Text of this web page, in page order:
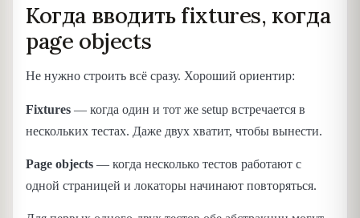
Когда вводить fixtures, когда
page objects
Не нужно строить всё сразу. Хороший ориентир:
Fixtures — когда один и тот же setup встречается в
нескольких тестах. Даже двух хватит, чтобы вынести.
Page objects — когда несколько тестов работают с
одной страницей и локаторы начинают повторяться.